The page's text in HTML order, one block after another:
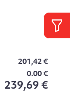
201,42 €
0.00 €
239,69 €